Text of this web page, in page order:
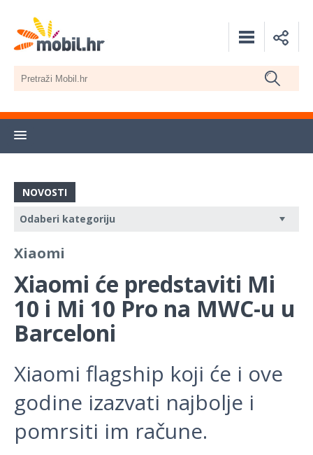
NOVOSTI
Xiaomi
Xiaomi će predstaviti Mi
10 i Mi 10 Pro na MWC-u u
Barceloni
Xiaomi flagship koji će i ove
godine izazvati najbolje i
pomrsiti im račune.